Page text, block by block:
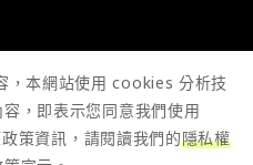
，本網站使用 cookies 分析技
，即表示您同意我們使用
策資訊，請閱讀我們的隱私權